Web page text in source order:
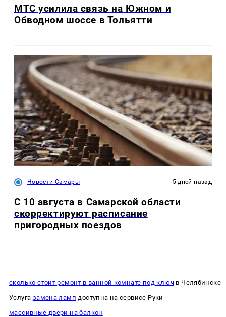
МТС усилила связь на Южном и
Обводном шоссе в Тольятти
Новости Самары 5 дней назад
С 10 августа в Самарской области
скорректируют расписание
пригородных поездов
сколько стоит ремонт в ванной комнате под ключ в Челябинске
Услуга замена ламп доступна на сервисе Руки
массивные двери на балкон